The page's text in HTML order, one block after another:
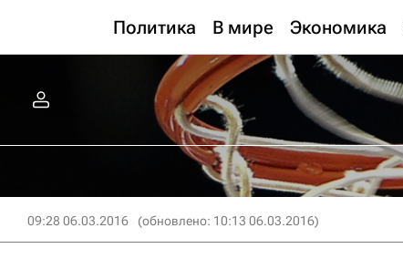
Политика В мире Экономика
09:28 06.03.2016 (обновлено: 10:13 06.03.2016)